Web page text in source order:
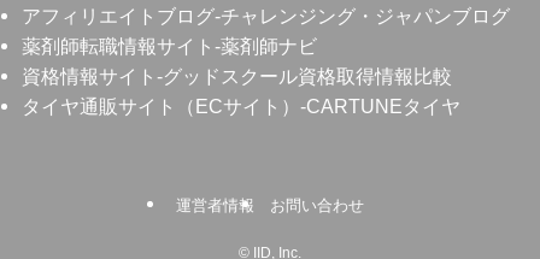
アフィリエイトブログ-チャレンジング・ジャパンブログ
薬剤師転職情報サイト -薬剤師ナビ
資格情報サイト -グッドスクール資格取得情報比較
タイヤ通販サイト（ECサイト） -CARTUNEタイヤ
運営者情報 お問い合わせ
© IID, Inc.